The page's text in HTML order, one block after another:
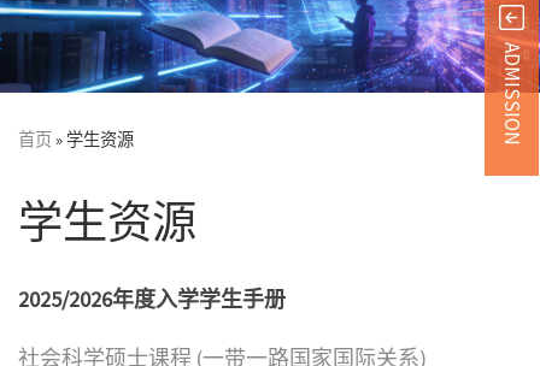
首页»学生资源
学生资源
2025/2026年度入学学生手册
社会科学硕士课程 (一带一路国家国际关系)
ADMISSION